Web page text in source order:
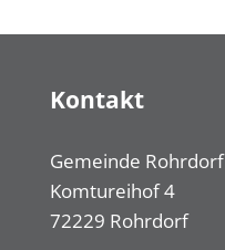
Kontakt
Gemeinde Rohrdorf
Komtureihof 4
72229 Rohrdorf